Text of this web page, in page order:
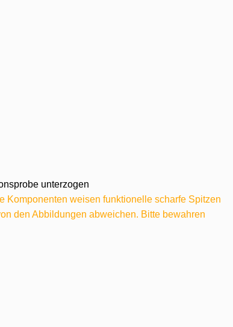
unterzogen
Komponenten weisen funktionelle scharfe Spitzen
den Abbildungen abweichen. Bitte bewahren